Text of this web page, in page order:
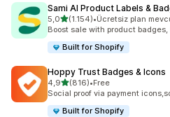
Sami AI Product Labels &
5,05 yıldız üzerinden
(1.154)
toplam 1154 değerlendirme
•Ücretsiz plan
Boost sale with product
Built for Shopify
Hoppy Trust Badges & Icons
4,95 yıldız üzerinden
(816)
toplam 816 değerlendirme
•Free
Social proof via payment
Built for Shopify